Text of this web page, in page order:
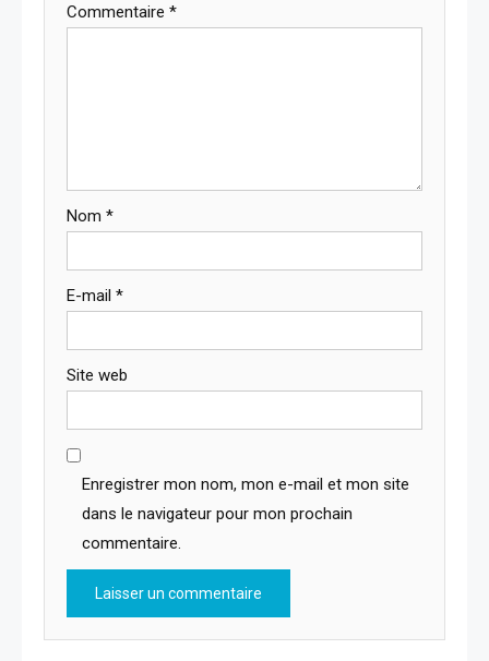
Commentaire *
Nom *
E-mail *
Site web
Enregistrer mon nom, mon e-mail et mon site
dans le navigateur pour mon prochain
commentaire.